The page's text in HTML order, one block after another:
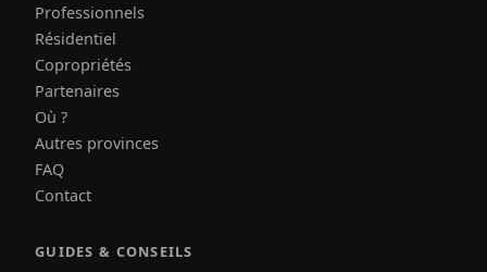
Professionnels
Résidentiel
Copropriétés
Partenaires
Où ?
Autres provinces
FAQ
Contact
GUIDES & CONSEILS